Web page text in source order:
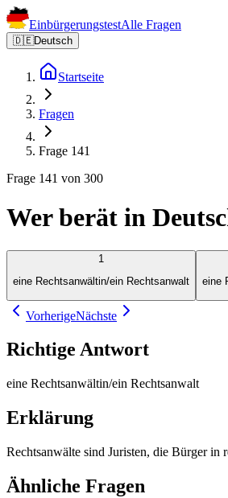
EinbürgerungstestAlle Fragen
🇩🇪Deutsch
Startseite
Fragen
Frage 141
Frage 141 von 300
Wer berät in
1
eine Rechtsanwältin/ein Rechtsanwalt
eine
VorherigeNächste
Richtige Antwort
eine Rechtsanwältin/ein Rechtsanwalt
Erklärung
Rechtsanwälte sind Juristen, die Bürger in
Ähnliche Fragen